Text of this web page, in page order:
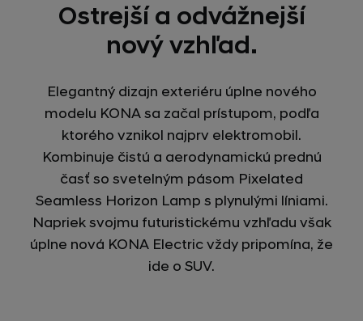
Ostrejší a odvážnejší
nový vzhľad.
Elegantný dizajn exteriéru úplne nového
modelu KONA sa začal prístupom, podľa
ktorého vznikol najprv elektromobil.
Kombinuje čistú a aerodynamickú prednú
časť so svetelným pásom Pixelated
Seamless Horizon Lamp s plynulými líniami.
Napriek svojmu futuristickému vzhľadu však
úplne nová KONA Electric vždy pripomína, že
ide o SUV.